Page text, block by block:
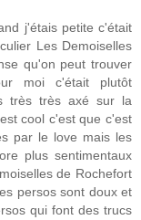
j'étais petite c'était
Les Demoiselles
qu'on peut trouver
moi c'était plutôt
très très axé sur la
cool c'est que c'est
par le love mais les
plus sentimentaux
de Rochefort
persos sont doux et
qui font des trucs